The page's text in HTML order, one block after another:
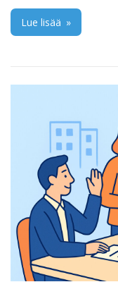
Lue lisää »